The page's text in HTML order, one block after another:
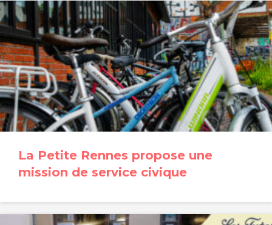
La Petite Rennes propose une
mission de service civique